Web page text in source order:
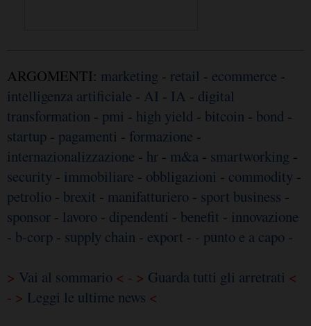
ARGOMENTI: marketing - retail - ecommerce -
intelligenza artificiale - AI - IA - digital
transformation - pmi - high yield - bitcoin - bond -
startup - pagamenti - formazione -
internazionalizzazione - hr - m&a - smartworking -
security - immobiliare - obbligazioni - commodity -
petrolio - brexit - manifatturiero - sport business -
sponsor - lavoro - dipendenti - benefit - innovazione
- b-corp - supply chain - export - - punto e a capo -
> Vai al sommario < - > Guarda tutti gli arretrati <
- > Leggi le ultime news <